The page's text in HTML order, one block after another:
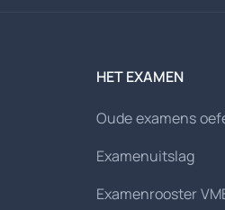
HET EXAMEN
Oude examens
Examenuitslag
Examenrooster